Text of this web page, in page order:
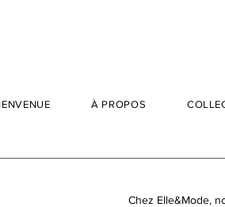
À PROPOS
Chez Elle&Mode,